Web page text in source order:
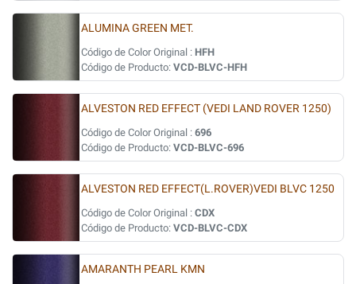
ALUMINA GREEN MET.
Código de Color Original : HFH
Código de Producto: VCD-BLVC-HFH
ALVESTON RED EFFECT (VEDI LAND ROVER 1250)
Código de Color Original : 696
Código de Producto: VCD-BLVC-696
ALVESTON RED EFFECT(L.ROVER)VEDI BLVC 1250
Código de Color Original : CDX
Código de Producto: VCD-BLVC-CDX
AMARANTH PEARL KMN